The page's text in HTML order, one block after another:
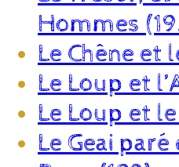
Hommes
Le Chêne et
Le Loup et
Le Loup et
Le Geai